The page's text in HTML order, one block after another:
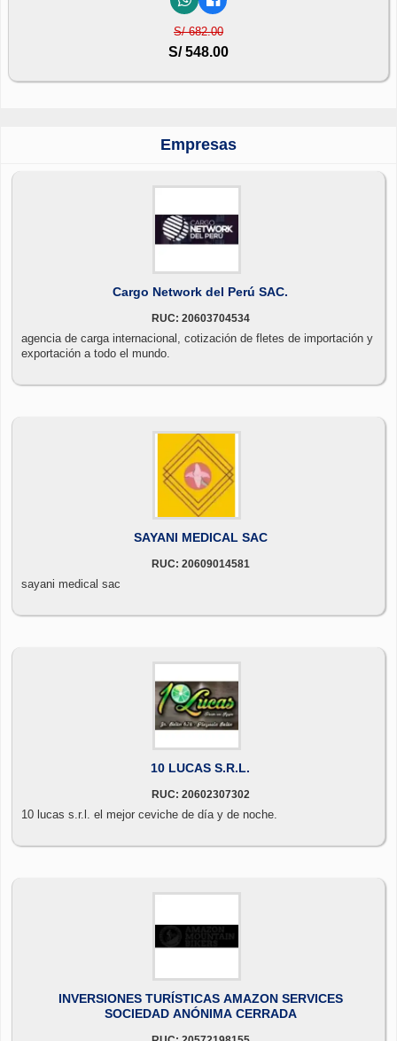
S/ 682.00
S/ 548.00
Empresas
Cargo Network del Perú SAC.
RUC: 20603704534
agencia de carga internacional, cotización de fletes de importación y
exportación a todo el mundo.
SAYANI MEDICAL SAC
RUC: 20609014581
sayani medical sac
10 LUCAS S.R.L.
RUC: 20602307302
10 lucas s.r.l. el mejor ceviche de día y de noche.
INVERSIONES TURÍSTICAS AMAZON SERVICES
SOCIEDAD ANÓNIMA CERRADA